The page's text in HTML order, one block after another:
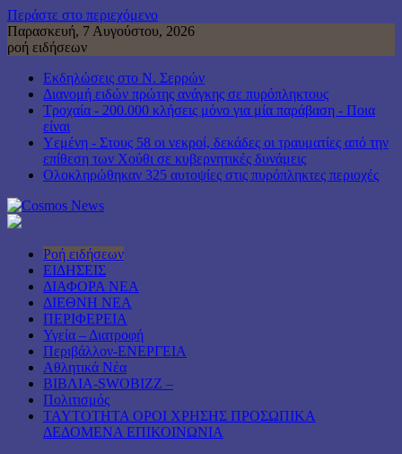
Περάστε στο περιεχόμενο
Παρασκευή, 7 Αυγούστου, 2026
ροή ειδήσεων
Εκδηλώσεις στο Ν. Σερρών
Διανομή ειδών πρώτης ανάγκης σε πυρόπληκτους
Τροχαία - 200.000 κλήσεις μόνο για μία παράβαση - Ποια
είναι
Υεμένη - Στους 58 οι νεκροί, δεκάδες οι τραυματίες από την
επίθεση των Χούθι σε κυβερνητικές δυνάμεις
Ολοκληρώθηκαν 325 αυτοψίες στις πυρόπληκτες περιοχές
Ροή ειδήσεων
ΕΙΔΗΣΕΙΣ
ΔΙΑΦΟΡΑ ΝΕΑ
ΔΙΕΘΝΗ ΝΕΑ
ΠΕΡΙΦΕΡΕΙΑ
Υγεία – Διατροφή
Περιβάλλον-ΕΝΕΡΓΕΙΑ
Αθλητικά Νέα
ΒΙΒΛΙΑ-SWOBIZZ –
Πολιτισμός
TAYTOTHTA ΟΡΟΙ ΧΡΗΣΗΣ ΠΡΟΣΩΠΙΚΑ
ΔΕΔΟΜΕΝΑ ΕΠΙΚΟΙΝΩΝΙΑ